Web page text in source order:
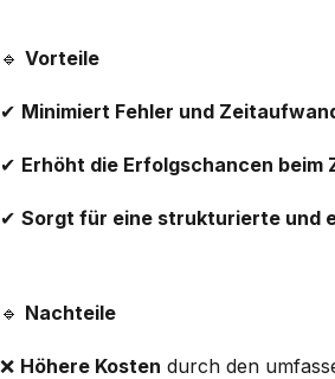
🔹 Vorteile
✔ Minimiert Fehler und
✔ Erhöht die Erfolgschancen
✔ Sorgt für eine strukturierte und
🔹 Nachteile
❌ Höhere Kosten durch den